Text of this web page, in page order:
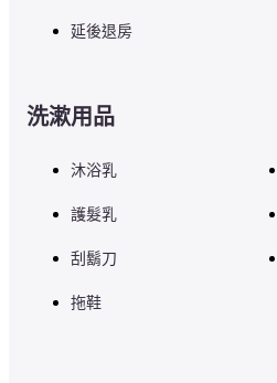
延後退房
洗漱用品
沐浴乳
護髮乳
刮鬍刀
拖鞋